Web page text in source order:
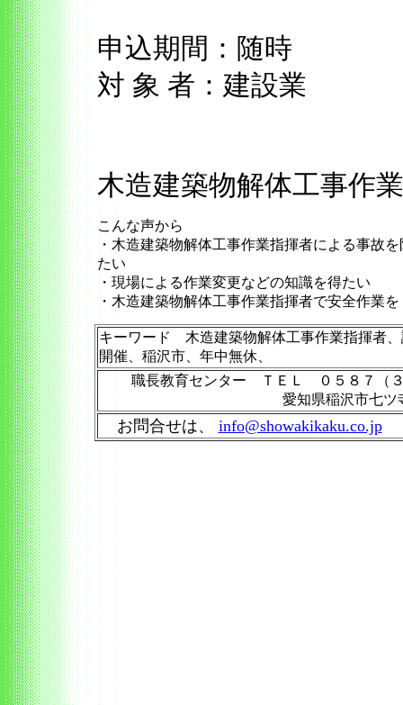
申込期間：随時
対 象 者：建設業
木造建築物解体工事
こんな声から
・木造建築物解体工事作業指揮者による事故を
たい
・現場による作業変更などの知識を得たい
・木造建築物解体工事作業指揮者で安全作業を
キーワード 木造建築物解体工事作業指揮者
開催、稲沢市、年中無休、
職長教育センター ＴＥＬ ０５８７（
愛知県稲沢市七
お問合せは、 info@showakikaku.co.jp